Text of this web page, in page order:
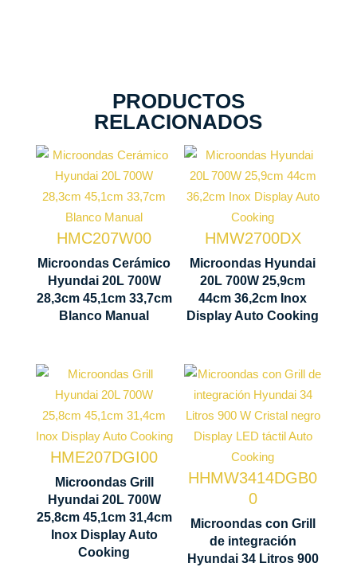
PRODUCTOS
RELACIONADOS
HMC207W00
Microondas Cerámico
Hyundai 20L 700W
28,3cm 45,1cm 33,7cm
Blanco Manual
Capacidad
20 Litros
Control
Manual
Potencia
700 W
283 x 451 x
337 mm
HMW2700DX
Microondas Hyundai
20L 700W 25,9cm
44cm 36,2cm Inox
Display Auto Cooking
Capacidad
20 Litros
Control
Display
LED
HME207DGI00
Microondas Grill
Hyundai 20L 700W
25,8cm 45,1cm 31,4cm
Inox Display Auto
Cooking
Microondas
Grill
Capacidad
20 Litros
Control
Display
LED
Potencia
700 W
314 mm
HHMW3414DGB0
0
Microondas con Grill
de integración
Hyundai 34 Litros 900
Capacidad
34 Litros
Potencia
900 W
Control